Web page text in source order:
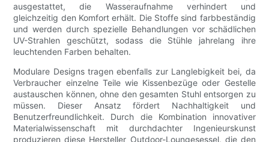
ausgestattet, die Wasseraufnahme verhindert und
gleichzeitig den Komfort erhält. Die Stoffe sind farbbeständig
und werden durch spezielle Behandlungen vor schädlichen
UV-Strahlen geschützt, sodass die Stühle jahrelang ihre
leuchtenden Farben behalten.
Modulare Designs tragen ebenfalls zur Langlebigkeit bei, da
Verbraucher einzelne Teile wie Kissenbezüge oder Gestelle
austauschen können, ohne den gesamten Stuhl entsorgen zu
müssen. Dieser Ansatz fördert Nachhaltigkeit und
Benutzerfreundlichkeit. Durch die Kombination innovativer
Materialwissenschaft mit durchdachter Ingenieurskunst
produzieren diese Hersteller Outdoor-Loungesessel, die den